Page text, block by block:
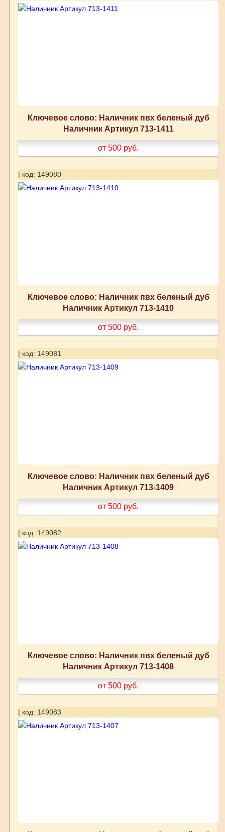
Ключевое слово: Наличник пвх беленый дуб
Наличник Артикул 713-1411
от 500 руб.
| код: 149080
Ключевое слово: Наличник пвх беленый дуб
Наличник Артикул 713-1410
от 500 руб.
| код: 149081
Ключевое слово: Наличник пвх беленый дуб
Наличник Артикул 713-1409
от 500 руб.
| код: 149082
Ключевое слово: Наличник пвх беленый дуб
Наличник Артикул 713-1408
от 500 руб.
| код: 149083